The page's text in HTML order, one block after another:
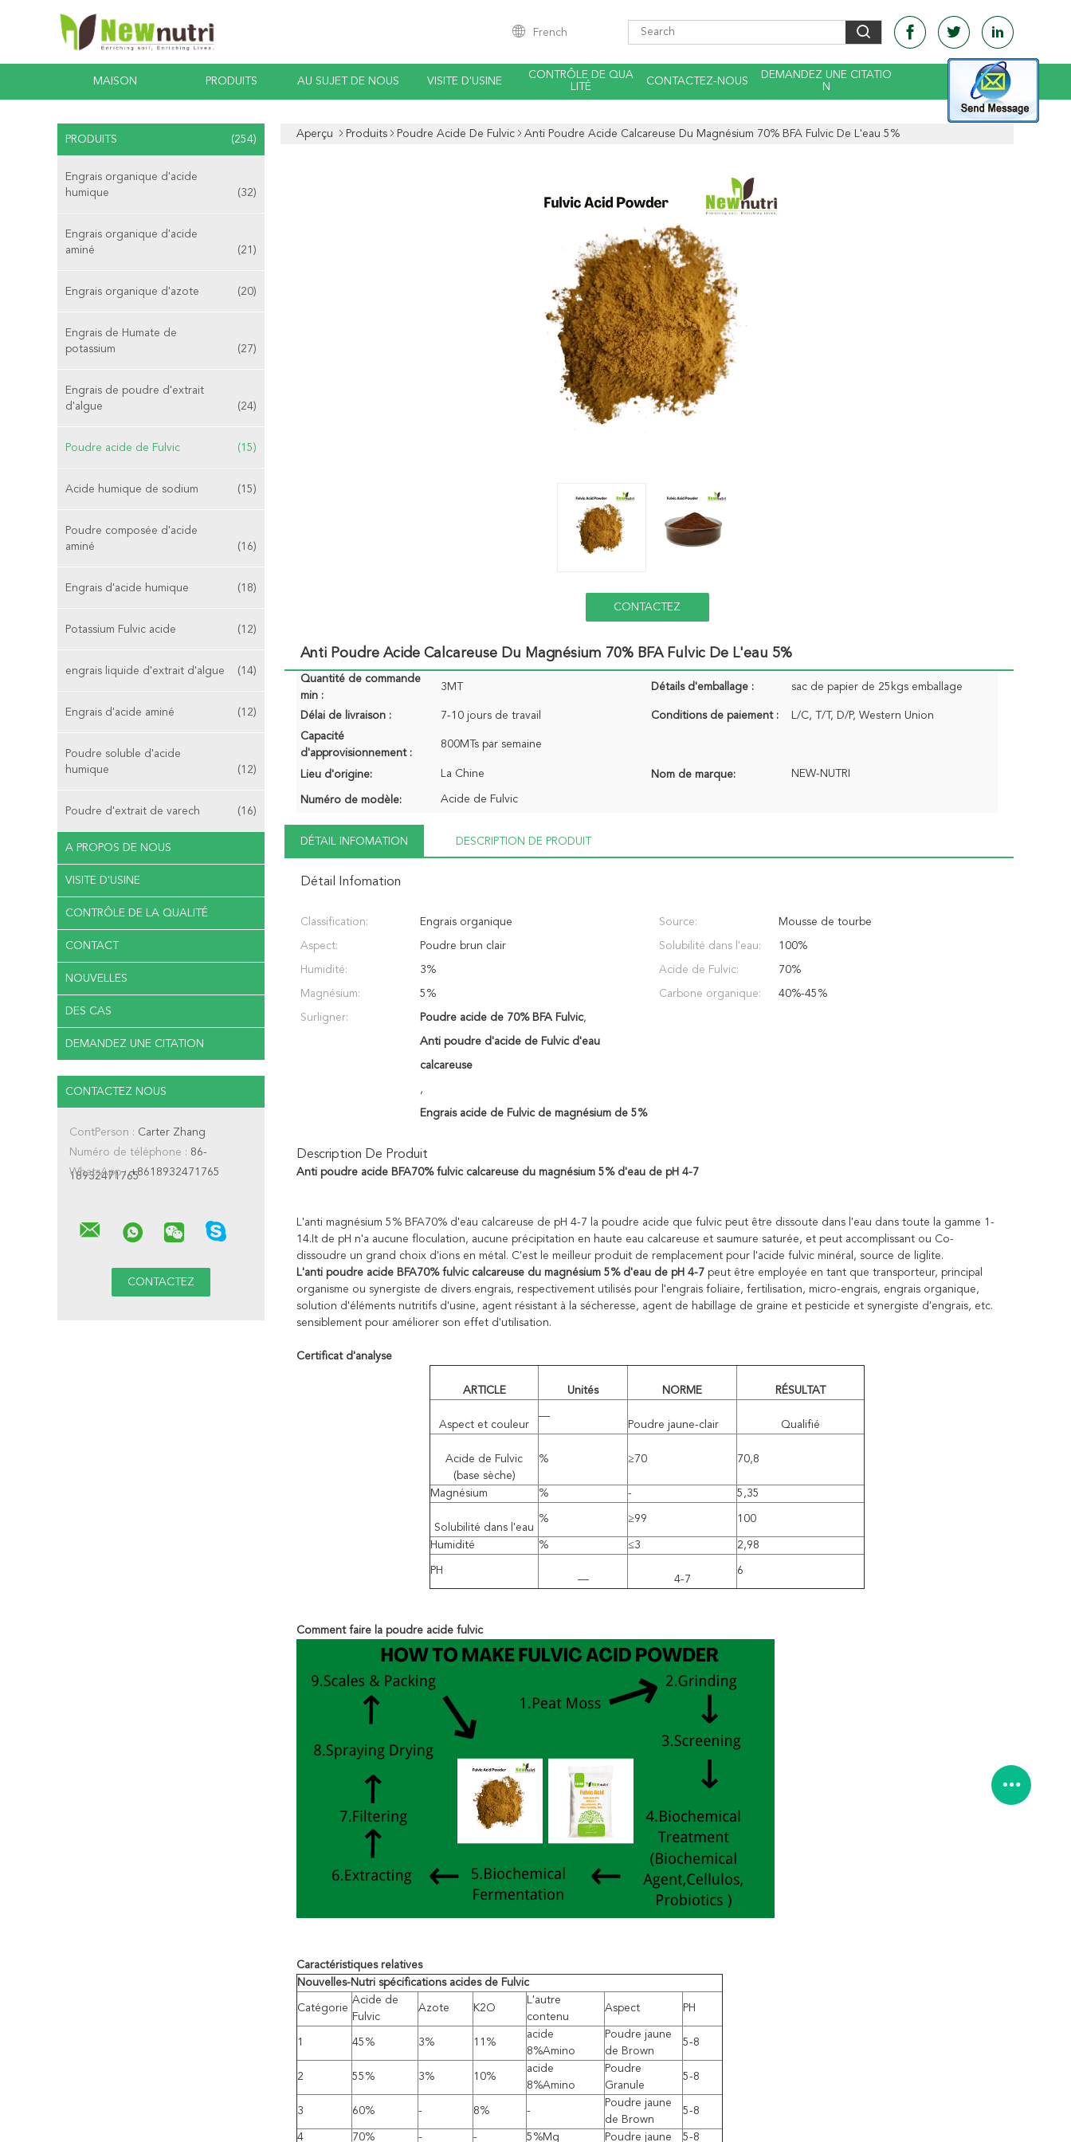
French
MAISON PRODUITS AU SUJET DE NOUS VISITE D'USINE
CONTRÔLE DE QUA
LITÉ
CONTACTEZ-NOUS
DEMANDEZ UNE CITATIO
N
PRODUITS (254)
Engrais organique d'acide
humique
(32)
Engrais organique d'acide
aminé
(21)
Engrais organique d'azote (20)
Engrais de Humate de
potassium
(27)
Engrais de poudre d'extrait
d'algue
(24)
Poudre acide de Fulvic (15)
Acide humique de sodium (15)
Poudre composée d'acide
aminé
(16)
Engrais d'acide humique (18)
Potassium Fulvic acide (12)
engrais liquide d'extrait d'algue (14)
Engrais d'acide aminé (12)
Poudre soluble d'acide
humique
(12)
Poudre d'extrait de varech (16)
A PROPOS DE NOUS
VISITE D'USINE
CONTRÔLE DE LA QUALITÉ
CONTACT
NOUVELLES
DES CAS
DEMANDEZ UNE CITATION
CONTACTEZ NOUS
ContPerson : Carter Zhang
Numéro de téléphone : 86-
18932471765
WhatsApp :+8618932471765
Aperçu Produits Poudre Acide De Fulvic Anti Poudre Acide Calcareuse Du Magnésium 70% BFA Fulvic De L'eau 5%
CONTACTEZ
Anti Poudre Acide Calcareuse Du Magnésium 70% BFA Fulvic De L'eau 5%
Quantité de commande
min :
3MT Détails d'emballage : sac de papier de 25kgs emballage
Délai de livraison : 7-10 jours de travail Conditions de paiement :
L/C, T/T, D/P, Western Union
Capacité
d'approvisionnement :
800MTs par semaine
Lieu d'origine: La Chine Nom de marque: NEW-NUTRI
Numéro de modèle: Acide de Fulvic
DÉTAIL INFOMATION DESCRIPTION DE PRODUIT
Détail Infomation
Classification: Engrais organique Source: Mousse de tourbe
Aspect: Poudre brun clair Solubilité dans l'eau: 100%
Humidité: 3% Acide de Fulvic: 70%
Magnésium: 5% Carbone organique: 40%-45%
Surligner: Poudre acide de 70% BFA Fulvic,
Anti poudre d'acide de Fulvic d'eau
calcareuse
,
Engrais acide de Fulvic de magnésium de 5%
Description De Produit
Anti poudre acide BFA70% fulvic calcareuse du magnésium 5% d'eau de pH 4-7
L'anti magnésium 5% BFA70% d'eau calcareuse de pH 4-7 la poudre acide que fulvic peut être dissoute dans l'eau dans toute la gamme 1-
14.It de pH n'a aucune floculation, aucune précipitation en haute eau calcareuse et saumure saturée, et peut accomplissant ou Co-
dissoudre un grand choix d'ions en métal. C'est le meilleur produit de remplacement pour l'acide fulvic minéral, source de liglite.
L'anti poudre acide BFA70% fulvic calcareuse du magnésium 5% d'eau de pH 4-7 peut être employée en tant que transporteur, principal
organisme ou synergiste de divers engrais, respectivement utilisés pour l'engrais foliaire, fertilisation, micro-engrais, engrais organique,
solution d'éléments nutritifs d'usine, agent résistant à la sécheresse, agent de habillage de graine et pesticide et synergiste d'engrais, etc.
sensiblement pour améliorer son effet d'utilisation.
Certificat d'analyse
ARTICLE Unités NORME RÉSULTAT
Aspect et couleur
—
Poudre jaune-clair Qualifié
Acide de Fulvic
(base sèche)
% ≥70 70,8
Magnésium % - 5,35
Solubilité dans l'eau
% ≥99 100
Humidité % ≤3 2,98
PH
— 4-7
6
Comment faire la poudre acide fulvic
Caractéristiques relatives
Nouvelles-Nutri spécifications acides de Fulvic
Catégorie
Acide de
Fulvic
Azote K2O
L'autre
contenu
Aspect PH
1 45% 3% 11%
acide
8%Amino
Poudre jaune
de Brown
5-8
2 55% 3% 10%
acide
8%Amino
Poudre
Granule
5-8
3 60% - 8% -
Poudre jaune
de Brown
5-8
4 70% - - 5%Mg Poudre jaune 5-8